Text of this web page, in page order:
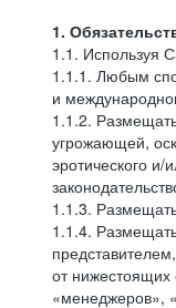
1.
1.1. Используя
1.1.1. Любым
и
1.1.2.
угрожающей,
эротического
1.1.3.
1.1.4.
от нижестоящих
«менеджеров»,